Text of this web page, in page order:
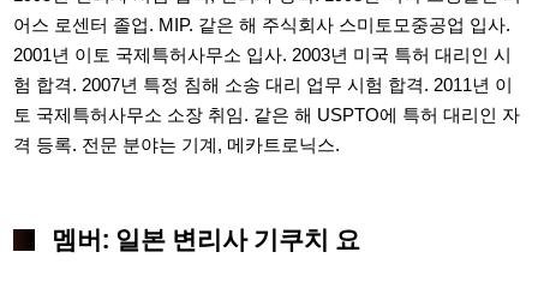
어스 로센터 졸업. MIP. 같은 해 주식회사 스미토모중공업 입사.
2001년 이토 국제특허사무소 입사. 2003년 미국 특허 대리인 시
험 합격. 2007년 특정 침해 소송 대리 업무 시험 합격. 2011년 이
토 국제특허사무소 소장 취임. 같은 해 USPTO에 특허 대리인 자
격 등록. 전문 분야는 기계, 메카트로닉스.
멤버: 일본 변리사 기쿠치 요